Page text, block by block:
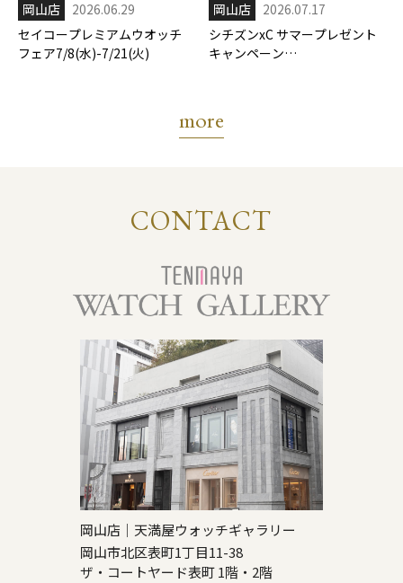
岡山店
2026.06.29
セイコープレミアムウオッチ
フェア7/8(水)-7/21(火)
岡山店
2026.07.17
シチズンxC サマープレゼント
キャンペーン
more
CONTACT
岡山店｜天満屋ウォッチギャラリー
岡山市北区表町1丁目11-38
ザ・コートヤード表町 1階・2階